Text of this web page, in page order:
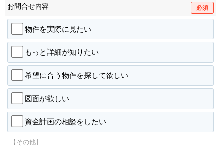
お問合せ内容 必須
物件を実際に見たい
もっと詳細が知りたい
希望に合う物件を探して欲しい
図面が欲しい
資金計画の相談をしたい
【その他】